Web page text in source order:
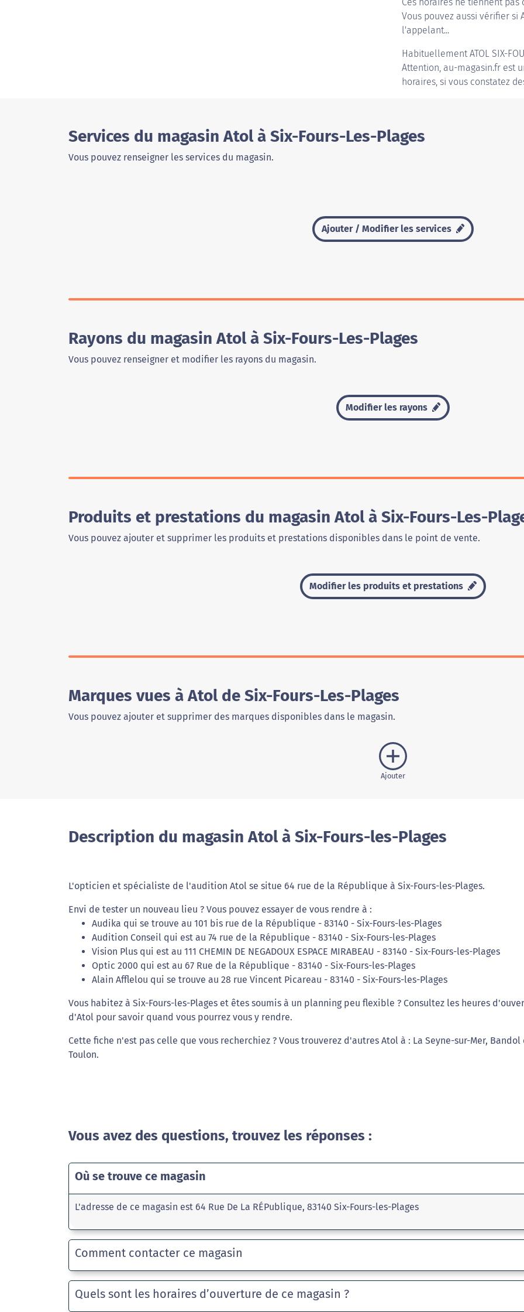
Vous pouvez aussi vérifier si
l'appelant...
HabituellementATOL SIX-
Attention, au-magasin.fr est
horaires, si vous constatez
Services du magasin Atol à Six-Fours-Les-Plages
Vous pouvez renseigner les services du magasin.
Ajouter / Modifier les services
Rayons du magasin Atol à Six-Fours-Les-Plages
Vous pouvez renseigner et modifier les rayons du magasin.
Modifier les rayons
Produits et prestations du magasin Atol à Six-Fours-Les-
Vous pouvez ajouter et supprimer les produits et prestations disponibles dans le point de vente.
Modifier les produits et prestations
Marques vues à Atol de Six-Fours-Les-Plages
Vous pouvez ajouter et supprimer des marques disponibles dans le magasin.
Ajouter
Description du magasin Atol à Six-Fours-les-Plages
L'opticien et spécialiste de l'audition Atol se situe 64 rue de la République à Six-Fours-les-Plages.
Envi de tester un nouveau lieu ? Vous pouvez essayer de vous rendre à :
Audika qui se trouve au 101 bis rue de la République - 83140 - Six-Fours-les-Plages
Audition Conseil qui est au 74 rue de la République - 83140 - Six-Fours-les-Plages
Vision Plus qui est au 111 CHEMIN DE NEGADOUX ESPACE MIRABEAU - 83140 - Six-Fours-les-Plages
Optic 2000 qui est au 67 Rue de la République - 83140 - Six-Fours-les-Plages
Alain Afflelou qui se trouve au 28 rue Vincent Picareau - 83140 - Six-Fours-les-Plages
Vous habitez à Six-Fours-les-Plages et êtes soumis à un planning peu flexible ? Consultez les heures
d'Atol pour savoir quand vous pourrez vous y rendre.
Cette fiche n'est pas celle que vous recherchiez ? Vous trouverez d'autres Atol à : La Seyne-sur-Mer, Bandol
Toulon.
Vous avez des questions, trouvez les réponses :
Où se trouve ce magasin
L'adresse de ce magasin est 64 Rue De La RÉPublique, 83140 Six-Fours-les-Plages
Comment contacter ce magasin
Quels sont les horaires d’ouverture de ce magasin ?